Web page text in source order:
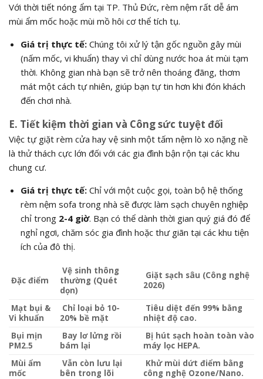
Với thời tiết nóng ẩm tại TP. Thủ Đức, rèm nệm rất dễ ám
mùi ẩm mốc hoặc mùi mồ hôi cơ thể tích tụ.
Giá trị thực tế:Chúng tôi xử lý tận gốc nguồn gây mùi
(nấm mốc, vi khuẩn) thay vì chỉ dùng nước hoa át mùi tạm
thời. Không gian nhà bạn sẽ trở nên thoáng đãng, thơm
mát một cách tự nhiên, giúp bạn tự tin hơn khi đón khách
đến chơi nhà.
E. Tiết kiệm thời gian và Công sức tuyệt đối
Việc tự giặt rèm cửa hay vệ sinh một tấm nệm lò xo nặng nề
là thử thách cực lớn đối với các gia đình bận rộn tại các khu
chung cư.
Giá trị thực tế:Chỉ với một cuộc gọi, toàn bộ hệ thống
rèm nệm sofa trong nhà sẽ được làm sạch chuyên nghiệp
chỉ trong 2-4 giờ. Bạn có thể dành thời gian quý giá đó để
nghỉ ngơi, chăm sóc gia đình hoặc thư giãn tại các khu tiện
ích của đô thị.
Đặc điểm
Vệ sinh thông
thường (Quét
dọn)
Giặt sạch sâu (Công nghệ
2026)
Mạt bụi &
Vi khuẩn
Chỉ loại bỏ 10-
20% bề mặt
Tiêu diệt đến 99% bằng
nhiệt độ cao.
Bụi mịn
PM2.5
Bay lơ lửng rồi
bám lại
Bị hút sạch hoàn toàn vào
máy lọc HEPA.
Mùi ẩm
mốc
Vẫn còn lưu lại
bên trong lõi
Khử mùi dứt điểm bằng
công nghệ Ozone/Nano.